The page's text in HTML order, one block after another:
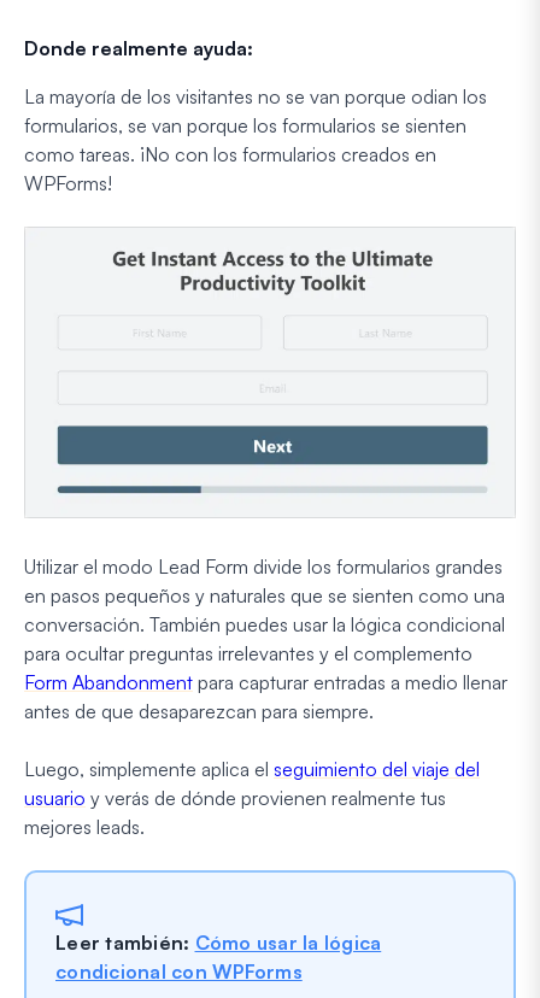
Donde realmente ayuda:
La mayoría de los visitantes no se van porque odian los
formularios, se van porque los formularios se sienten
como tareas. ¡No con los formularios creados en
WPForms!
Utilizar el modo Lead Form divide los formularios grandes
en pasos pequeños y naturales que se sienten como una
conversación. También puedes usar la lógica condicional
para ocultar preguntas irrelevantes y el complemento
Form Abandonment para capturar entradas a medio llenar
antes de que desaparezcan para siempre.
Luego, simplemente aplica el seguimiento del viaje del
usuario y verás de dónde provienen realmente tus
mejores leads.
Leer también: Cómo usar la lógica
condicional con WPForms